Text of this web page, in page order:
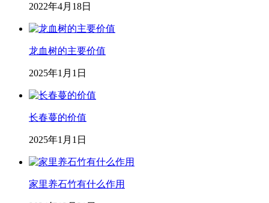
2022年4月18日
龙血树的主要价值
2025年1月1日
长春蔓的价值
2025年1月1日
家里养石竹有什么作用